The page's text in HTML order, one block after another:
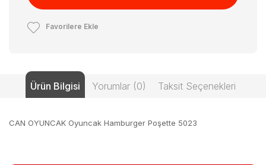
Favorilere Ekle
Ürün Bilgisi Yorumlar (0) Taksit Seçenekleri
CAN OYUNCAK Oyuncak Hamburger Poşette 5023